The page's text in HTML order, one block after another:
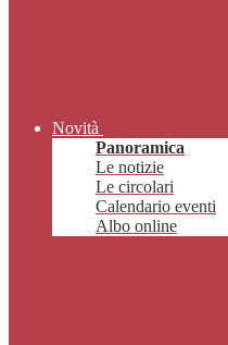
Novità
Panoramica
Le notizie
Le circolari
Calendario eventi
Albo online